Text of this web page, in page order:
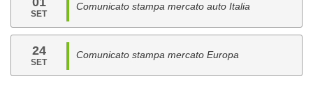
SET
Comunicato stampa mercato auto Italia
24
SET
Comunicato stampa mercato Europa